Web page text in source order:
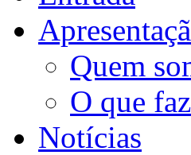
Quem
O que
Notícias